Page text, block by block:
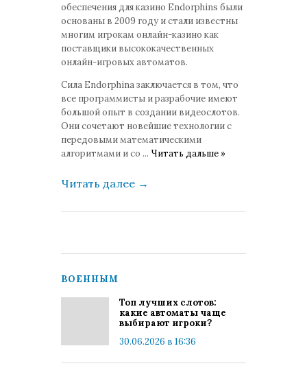
обеспечения для казино Endorphins были
основаны в 2009 году и стали известны
многим игрокам онлайн-казино как
поставщики высококачественных
онлайн-игровых автоматов.
Сила Endorphina заключается в том, что
все программисты и разрабочие имеют
большой опыт в создании видеослотов.
Они сочетают новейшие технологии с
передовыми математическими
алгоритмами и со ... Читать дальше »
Читать далее →
ВОЕННЫМ
Топ лучших слотов:
какие автоматы чаще
выбирают игроки?
30.06.2026 в 16:36